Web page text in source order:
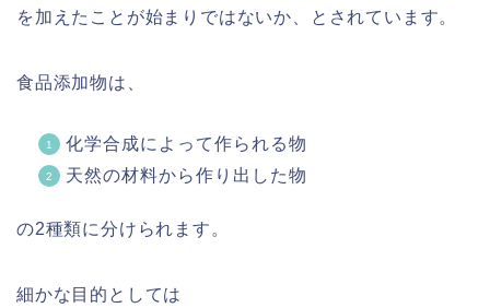
を加えたことが始まりではないか、とされています。
食品添加物は、
化学合成によって作られる物
天然の材料から作り出した物
の2種類に分けられます。
細かな目的としては